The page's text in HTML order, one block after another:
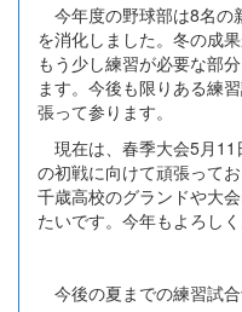
今年度の野球部は8名の
を消化しました。冬の成
もう少し練習が必要な部
ます。今後も限りある練
張って参ります。
現在は、春季大会5月11
の初戦に向けて頑張って
千歳高校のグランドや大
たいです。今年もよろし
今後の夏までの練習試